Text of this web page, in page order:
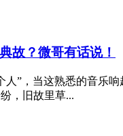
故？微哥有话说！
人”，当这熟悉的音乐
，旧故里草...